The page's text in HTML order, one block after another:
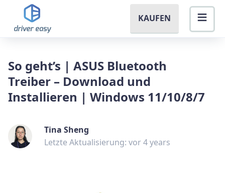
KAUFEN
So geht’s | ASUS Bluetooth
Treiber – Download und
Installieren | Windows 11/10/8/7
Tina Sheng
Letzte Aktualisierung: vor 4 years